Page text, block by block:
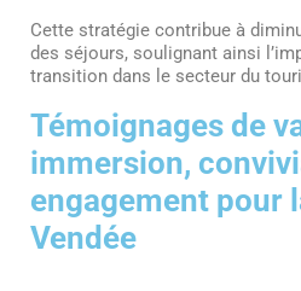
Cette stratégie contribue à
des séjours, soulignant ainsi
transition dans le secteur du
Témoignages de
immersion,
engagement pour
Vendée